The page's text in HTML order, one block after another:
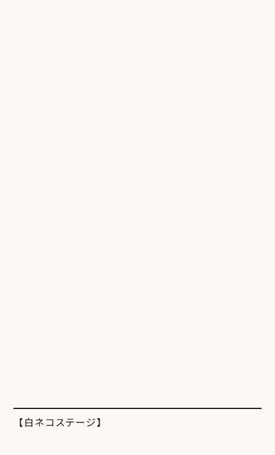
【白ネコステージ】